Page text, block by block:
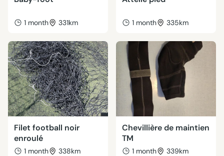
1 month 331km 1 month 335km
Filet football noir
enroulé
1 month 338km
Chevillière de maintien
TM
1 month 339km